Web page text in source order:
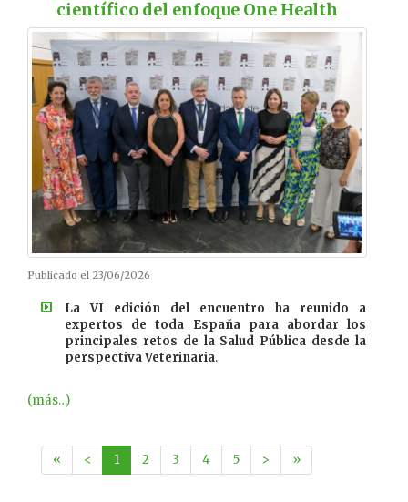
científico del enfoque One Health
Publicado el 23/06/2026
La VI edición del encuentro ha reunido a
expertos de toda España para abordar los
principales retos de la Salud Pública desde la
perspectiva Veterinaria.
(más…)
« < 1 2 3 4 5 > »